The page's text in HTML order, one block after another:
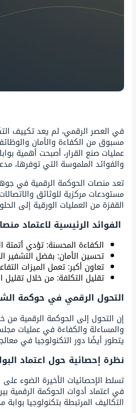
في العصر الرقمي، لم يعد تكييف
مسبوق من الكفاءة والأمان
عمليات صنع القرار، أصبحت أهمية
والفوائد الملموسة التي توفرها،
تعد منصات الحوكمة الرقمية في
مستودعات مركزية للوثائق
القفزة من العمليات الورقية إلى
الفوائد الرئيسية لاعتماد
الكفاءة المحسنة: تؤدي أتمتة
تحسين الأمان: بفضل التشفير
تعاون أكبر: تعمل الميزات
تقليل التكلفة: من خلال
التحول الرقمي في حوكمة
إن التحول إلى الحوكمة الرقمية
والمساءلة والكفاءة في عمليات
يتطور أيضًا دور التكنولوجيا في
نظرة إحصائية حول اعتماد
التكاليف المرتبطة بتكنولوجيا بوابة مجلس